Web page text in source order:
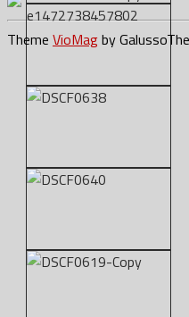
Theme VioMagby